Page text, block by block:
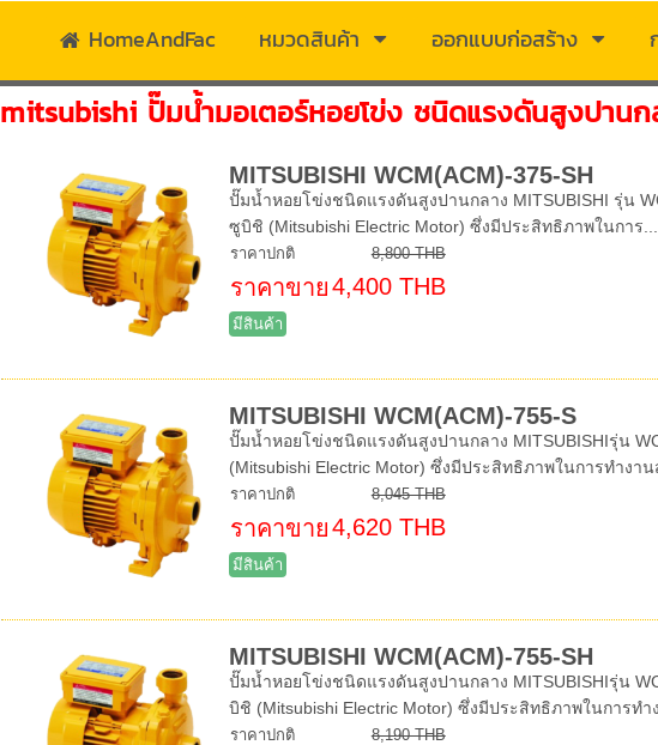
HomeAndFac หมวดสินค้า ออกแบบก่อสร้าง
mitsubishi ปั๊มน้ำมอเตอร์หอยโข่ง ชนิดแรงดันสูงปานก
MITSUBISHI WCM(ACM)-375-SH
ปั๊มน้ำหอยโข่งชนิดแรงดันสูงปานกลาง MITSUBISHI รุ่น
ซูบิชิ (Mitsubishi Electric Motor) ซึ่งมีประสิทธิภาพในการ...
ราคาปกติ 8,800 THB
ราคาขาย4,400 THB
มีสินค้า
MITSUBISHI WCM(ACM)-755-S
ปั๊มน้ำหอยโข่งชนิดแรงดันสูงปานกลาง MITSUBISHIรุ่น
(Mitsubishi Electric Motor) ซึ่งมีประสิทธิภาพในการทำงานสู
ราคาปกติ 8,045 THB
ราคาขาย4,620 THB
มีสินค้า
MITSUBISHI WCM(ACM)-755-SH
ปั๊มน้ำหอยโข่งชนิดแรงดันสูงปานกลาง MITSUBISHIรุ่น
บิชิ (Mitsubishi Electric Motor) ซึ่งมีประสิทธิภาพในการทำง
ราคาปกติ 8,190 THB